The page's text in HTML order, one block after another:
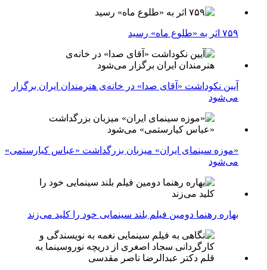
۷۵۹ اثر به «طلوع ماه» رسید
آیین نکوداشت «آقای صدا» در خانه‌ی هنرمندان ایران برگزار
می‌شود
«موزه سینمای ایران» میزبان بزرگداشت «عباس کیارستمی»
می‌شود
بهاره رهنما دومین فیلم بلند سینمایی خود را کلید می‌زند